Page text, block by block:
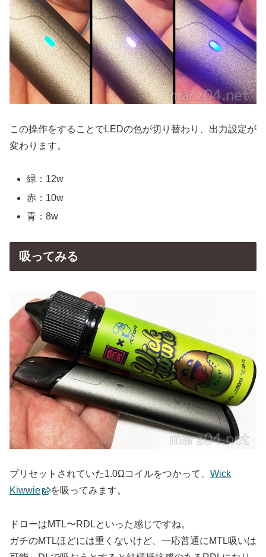
この操作をすることでLEDの色が切り替わり、出力設定が
変わります。
緑：12w
赤：10w
青：8w
吸ってみる
プリセットされていた1.0Ωコイルをつかって、 Wick
Kiwwie
を吸ってみます。
ドローはMTL〜RDLといった感じですね。
ガチのMTLほどには重くないけど、一応普通にMTL吸いは